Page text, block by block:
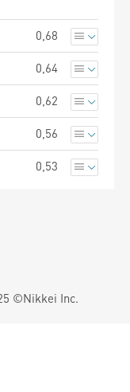
0,68
0,64
0,62
0,56
0,53
©Nikkei Inc.